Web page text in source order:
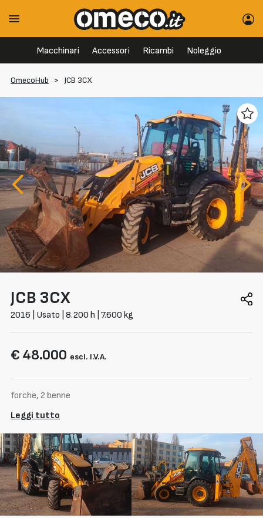
Macchinari Accessori Ricambi Noleggio
OmecoHub > JCB 3CX
JCB 3CX
2016 | Usato | 8.200 h | 7.600 kg
€ 48.000 escl. I.V.A.
forche, 2 benne
Leggi tutto